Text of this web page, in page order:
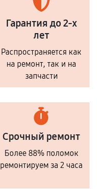
Гарантия до 2-х
лет
Распространяется как
на ремонт, так и на
запчасти
Срочный ремонт
Более 88% поломок
ремонтируем за 2 часа